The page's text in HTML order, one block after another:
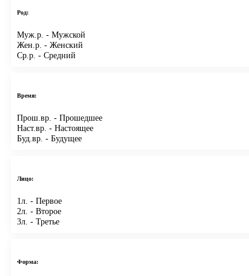
Род:
Муж.р. - Мужской
Жен.р. - Женский
Ср.р. - Средний
Время:
Прош.вр. - Прошедшее
Наст.вр. - Настоящее
Буд.вр. - Будущее
Лицо:
1л. - Первое
2л. - Второе
3л. - Третье
Форма: